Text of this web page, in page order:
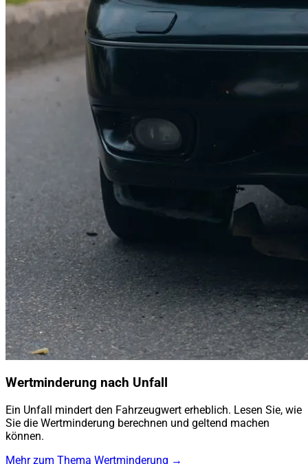
Wertminderung nach Unfall
Ein Unfall mindert den Fahrzeugwert erheblich. Lesen Sie, wie
Sie die Wertminderung berechnen und geltend machen
können.
Mehr zum Thema Wertminderung →